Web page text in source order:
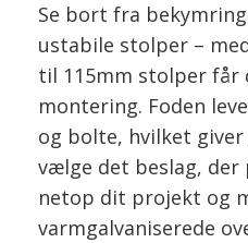
Se bort fra
ustabile stolper –
til 115mm stolper får
montering. Foden
og bolte, hvilket
vælge det beslag, der
netop dit projekt og
varmgalvaniserede